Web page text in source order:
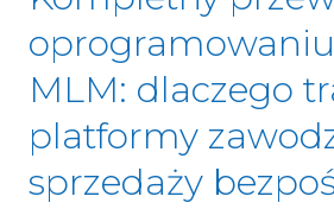
MLM: dlaczego
platformy
sprzedaży